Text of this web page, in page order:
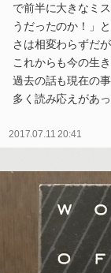
で前半に大きなミ
うだったのか！」
さは相変わらずだ
これからも今の生
過去の話も現在の
多く読み応えがあ
2017.07.11 20:41